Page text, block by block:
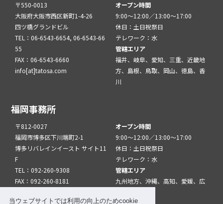
当ウェブサイトでは利用の向上のためcookie
〒550-0013
大阪府大阪市西区新町1-4-26
四ツ橋グランドビル
TEL：06-6543-6654, 06-6543-66
55
FAX：06-6543-6660
info[at]tatosa.com
オープン時間
9:00～12:00／13:00～17:00
休日：土日祝祭日
テレワーク：水
管轄エリア
福井、岐阜、愛知、三重、近畿地
方、島根、鳥取、岡山、徳島、香
川
福岡事務所
〒812-0027
福岡市博多区下川端町2-1
博多リバレインイースト サイト11
F
TEL：092-260-9308
FAX：092-260-8181
オープン時間
9:00～12:00／13:00～17:00
休日：土日祝祭日
テレワーク：水
管轄エリア
九州地方、沖縄、高知、愛媛、広